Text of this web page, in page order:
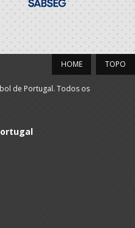
TOPO
HOME
de Portugal. Todos os